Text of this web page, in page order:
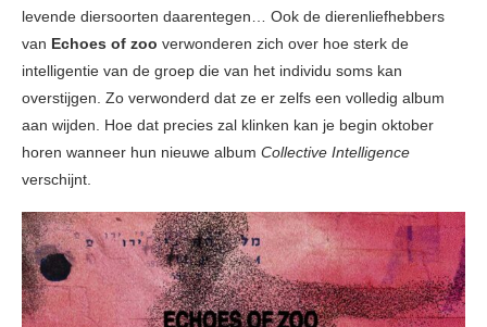
levende diersoorten daarentegen… Ook de dierenliefhebbers
van Echoes of zoo verwonderen zich over hoe sterk de
intelligentie van de groep die van het individu soms kan
overstijgen. Zo verwonderd dat ze er zelfs een volledig album
aan wijden. Hoe dat precies zal klinken kan je begin oktober
horen wanneer hun nieuwe album Collective Intelligence
verschijnt.